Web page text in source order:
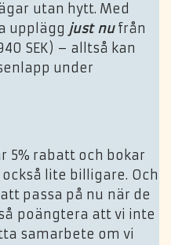
utan hytt. Med
upplägg just nu från
SEK) – alltså kan
under
5% rabatt och bokar
lite billigare. Och
passa på nu när de
poängtera att vi inte
samarbete om vi